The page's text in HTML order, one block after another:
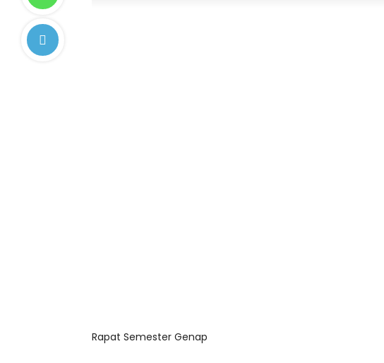
Rapat Semester Genap